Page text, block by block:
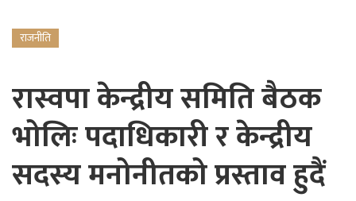
राजनीति
रास्वपा केन्द्रीय समिति बैठक
भोलिः पदाधिकारी र केन्द्रीय
सदस्य मनोनीतको प्रस्ताव हुदैं